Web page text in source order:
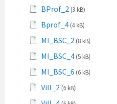
BProf_2 (3 kB)
Bprof_4 (4 kB)
MI_BSC_2 (8 kB)
MI_BSC_4 (5 kB)
MI_BSC_6 (6 kB)
Vill_2 (6 kB)